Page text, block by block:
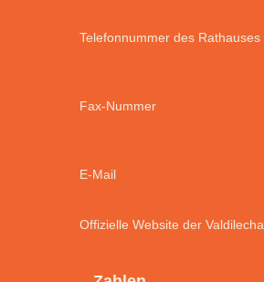
Telefonnummer des Rathauses
Fax-Nummer
E-Mail
Offizielle Website der Valdilecha